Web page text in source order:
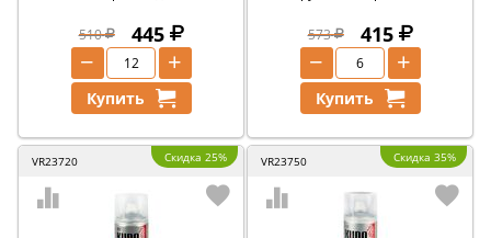
510 445
+
−
Купить
573 415
+
−
Купить
VR23720 Скидка 25% VR23750 Скидка 35%